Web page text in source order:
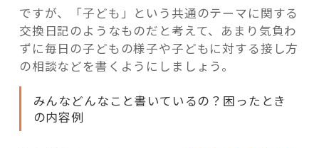
ですが、「子ども」という共通のテーマに関する
交換日記のようなものだと考えて、あまり気負わ
ずに毎日の子どもの様子や子どもに対する接し方
の相談などを書くようにしましょう。
みんなどんなこと書いているの？困ったとき
の内容例